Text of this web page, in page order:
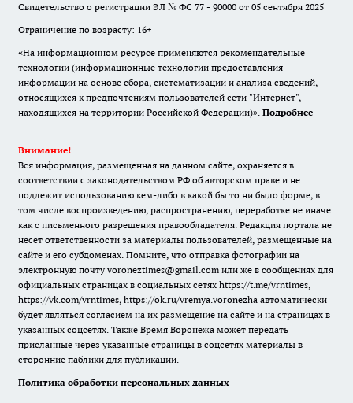
Свидетельство о регистрации ЭЛ № ФС 77 - 90000 от 05 сентября 2025
Ограничение по возрасту: 16+
«На информационном ресурсе применяются рекомендательные
технологии (информационные технологии предоставления
информации на основе сбора, систематизации и анализа сведений,
относящихся к предпочтениям пользователей сети "Интернет",
находящихся на территории Российской Федерации)». Подробнее
Внимание!
Вся информация, размещенная на данном сайте, охраняется в
соответствии с законодательством РФ об авторском праве и не
подлежит использованию кем-либо в какой бы то ни было форме, в
том числе воспроизведению, распространению, переработке не иначе
как с письменного разрешения правообладателя. Редакция портала не
несет ответственности за материалы пользователей, размещенные на
сайте и его субдоменах. Помните, что отправка фотографии на
электронную почту voroneztimes@gmail.com или же в сообщениях для
официальных страницах в социальных сетях https://t.me/vrntimes,
https://vk.com/vrntimes, https://ok.ru/vremya.voronezha автоматически
будет являться согласием на их размещение на сайте и на страницах в
указанных соцсетях. Также Время Воронежа может передать
присланные через указанные страницы в соцсетях материалы в
сторонние паблики для публикации.
Политика обработки персональных данных